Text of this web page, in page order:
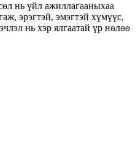
нь үйл ажиллагааныхаа
эрэгтэй, эмэгтэй хүмүүс,
нь хэр ялгаатай үр нөлөө